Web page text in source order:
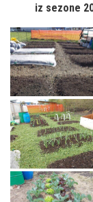
iz sezone